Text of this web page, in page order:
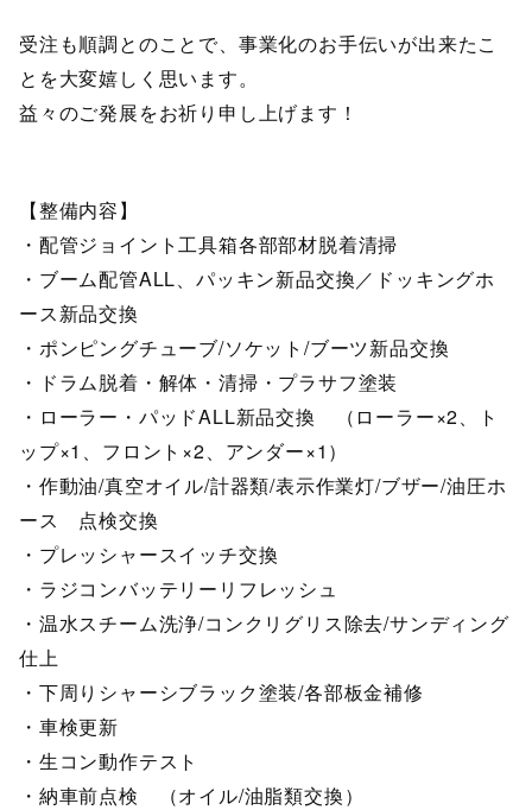
受注も順調とのことで、事業化のお手伝いが出来たこ
とを大変嬉しく思います。
益々のご発展をお祈り申し上げます！
【整備内容】
・配管ジョイント工具箱各部部材脱着清掃
・ブーム配管ALL、パッキン新品交換／ドッキングホ
ース新品交換
・ポンピングチューブ/ソケット/ブーツ新品交換
・ドラム脱着・解体・清掃・プラサフ塗装
・ローラー・パッドALL新品交換 （ローラー×2、ト
ップ×1、フロント×2、アンダー×1）
・作動油/真空オイル/計器類/表示作業灯/ブザー/油圧ホ
ース 点検交換
・プレッシャースイッチ交換
・ラジコンバッテリーリフレッシュ
・温水スチーム洗浄/コンクリグリス除去/サンディング
仕上
・下周りシャーシブラック塗装/各部板金補修
・車検更新
・生コン動作テスト
・納車前点検 （オイル/油脂類交換）